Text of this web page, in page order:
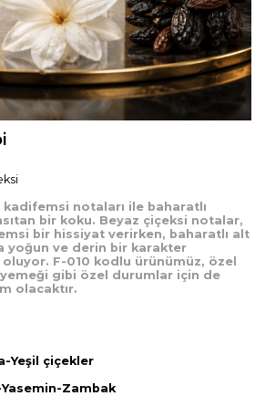
notaları ile baharatlı
bir koku. Beyaz çiçeksi notalar,
bir hissiyat verirken, baharatlı alt
yoğun ve derin bir karakter
oluyor. F-010 kodlu ürünümüz, özel
gibi özel durumlar için de
olacaktır.
Yeşil çiçekler
Zambak